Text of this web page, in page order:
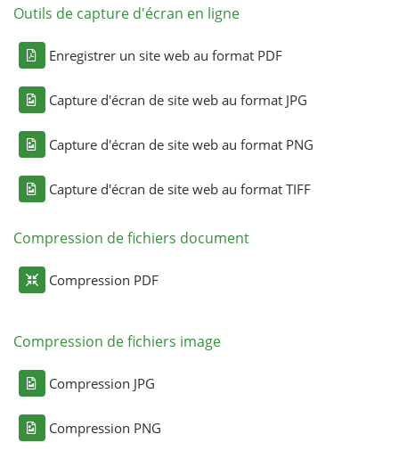
Outils de capture d'écran en ligne
Enregistrer un site web au format PDF
Capture d'écran de site web au format JPG
Capture d'écran de site web au format PNG
Capture d'écran de site web au format TIFF
Compression de fichiers document
Compression PDF
Compression de fichiers image
Compression JPG
Compression PNG